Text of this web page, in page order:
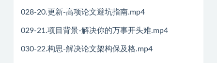
028-20.更新-高项论文避坑指南.mp4
029-21.项目背景-解决你的万事开头难.mp4
030-22.构思-解决论文架构保及格.mp4